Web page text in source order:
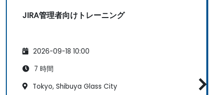
JIRA管理者向けトレーニング
2026-09-18 10:00
7 時間
Tokyo, Shibuya Glass City